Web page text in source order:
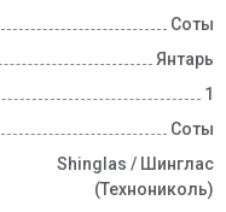
Соты
Янтарь
1
Соты
Shinglas / Шинглас
(Технониколь)